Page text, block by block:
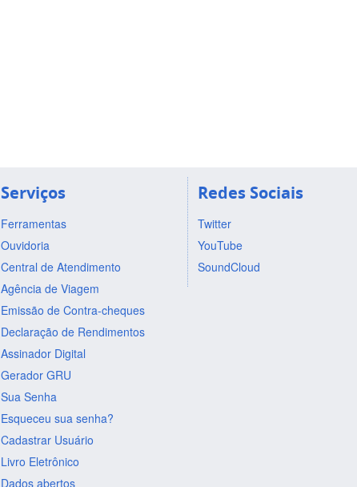
Serviços
Ferramentas
Ouvidoria
Central de Atendimento
Agência de Viagem
Emissão de Contra-cheques
Declaração de Rendimentos
Assinador Digital
Gerador GRU
Sua Senha
Esqueceu sua senha?
Cadastrar Usuário
Livro Eletrônico
Dados abertos
Redes Sociais
Twitter
YouTube
SoundCloud